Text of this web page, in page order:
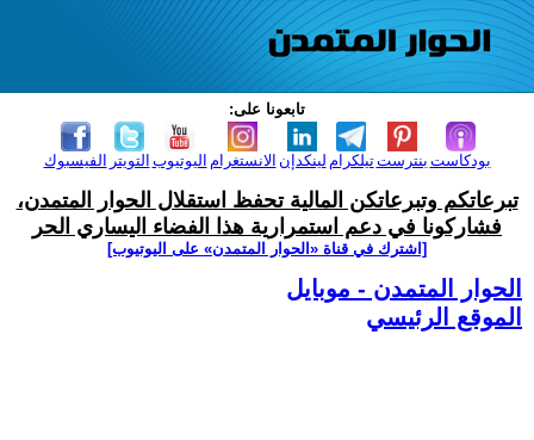
تابعونا على:
الفيسبوك التويتر اليوتيوب الانستغرام لينكدإن تيلكرامبنترست بودكاست
تبرعاتكم وتبرعاتكن المالية تحفظ استقلال الحوار المتمدن،
فشاركونا في دعم استمرارية هذا الفضاء اليساري الحر
[اشترك في قناة ‫«الحوار المتمدن» على اليوتيوب]
الحوار المتمدن - موبايل
الموقع الرئيسي